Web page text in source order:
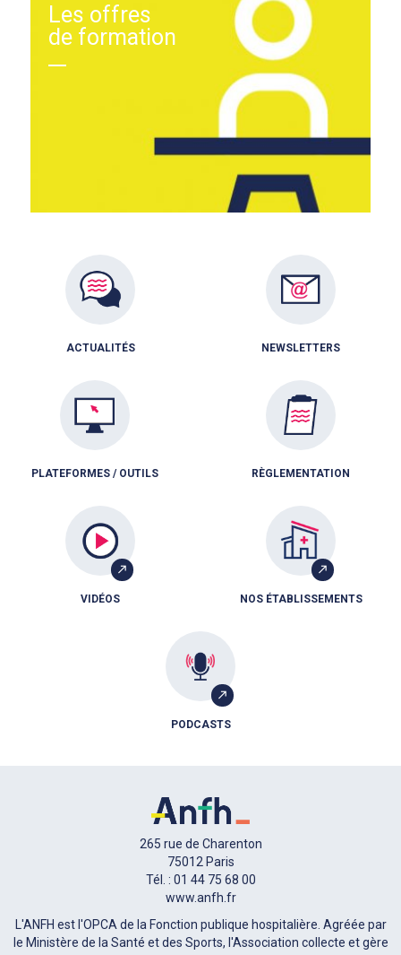
Les offres
de formation
ACTUALITÉS NEWSLETTERS
PLATEFORMES / OUTILS RÈGLEMENTATION
VIDÉOS NOS ÉTABLISSEMENTS
PODCASTS
265 rue de Charenton
75012 Paris
Tél. : 01 44 75 68 00
www.anfh.fr
L'ANFH est l'OPCA de la Fonction publique hospitalière. Agréée par
le Ministère de la Santé et des Sports, l'Association collecte et gère